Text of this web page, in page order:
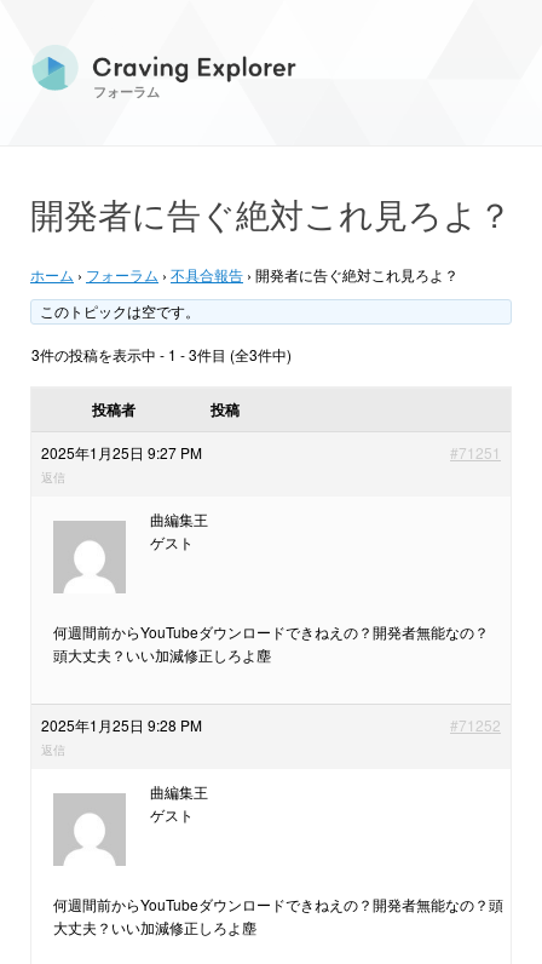
フォーラム
開発者に告ぐ絶対これ見ろよ？
ホーム › フォーラム › 不具合報告 › 開発者に告ぐ絶対これ見ろよ？
このトピックは空です。
3件の投稿を表示中 - 1 - 3件目 (全3件中)
投稿者 投稿
2025年1月25日 9:27 PM #71251
返信
曲編集王
ゲスト
何週間前からYouTubeダウンロードできねえの？開発者無能なの？
頭大丈夫？いい加減修正しろよ塵
2025年1月25日 9:28 PM #71252
返信
曲編集王
ゲスト
何週間前からYouTubeダウンロードできねえの？開発者無能なの？頭
大丈夫？いい加減修正しろよ塵